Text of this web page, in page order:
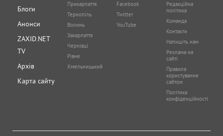
Блоги
Анонси
ZAXID.NET
TV
Архів
Карта сайту
Прикарпаття
Тернопіль
Волинь
Закарпаття
Чернівці
Рівне
Хмельницький
Facebook
Twitter
YouTube
Редакційна
політика
Команда
Контакти
Напишіть нам
Реклама на
сайті
Правила
користування
сайтом
Політика
конфіденційності